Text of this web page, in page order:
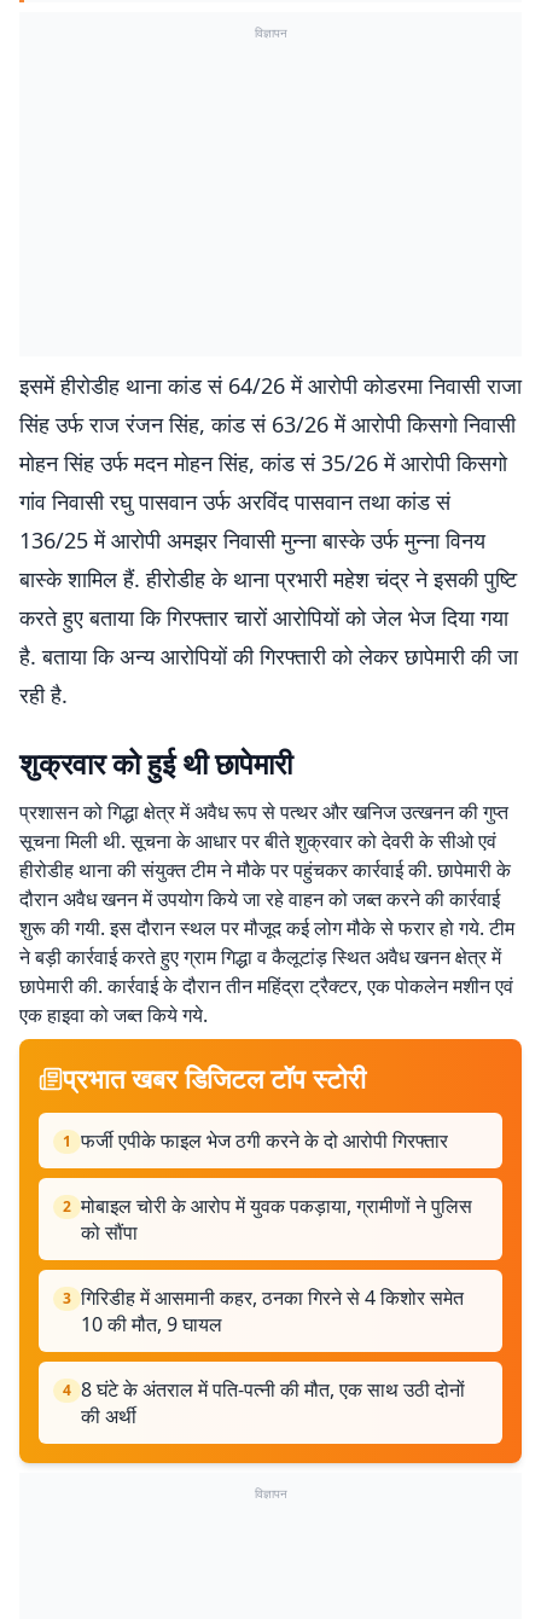
विज्ञापन
इसमें हीरोडीह थाना कांड सं 64/26 में आरोपी कोडरमा निवासी राजा
सिंह उर्फ राज रंजन सिंह, कांड सं 63/26 में आरोपी किसगो निवासी
मोहन सिंह उर्फ मदन मोहन सिंह, कांड सं 35/26 में आरोपी किसगो
गांव निवासी रघु पासवान उर्फ अरविंद पासवान तथा कांड सं
136/25 में आरोपी अमझर निवासी मुन्ना बास्के उर्फ मुन्ना विनय
बास्के शामिल हैं. हीरोडीह के थाना प्रभारी महेश चंद्र ने इसकी पुष्टि
करते हुए बताया कि गिरफ्तार चारों आरोपियों को जेल भेज दिया गया
है. बताया कि अन्य आरोपियों की गिरफ्तारी को लेकर छापेमारी की जा
रही है.
शुक्रवार को हुई थी छापेमारी
प्रशासन को गिद्धा क्षेत्र में अवैध रूप से पत्थर और खनिज उत्खनन की गुप्त
सूचना मिली थी. सूचना के आधार पर बीते शुक्रवार को देवरी के सीओ एवं
हीरोडीह थाना की संयुक्त टीम ने मौके पर पहुंचकर कार्रवाई की. छापेमारी के
दौरान अवैध खनन में उपयोग किये जा रहे वाहन को जब्त करने की कार्रवाई
शुरू की गयी. इस दौरान स्थल पर मौजूद कई लोग मौके से फरार हो गये. टीम
ने बड़ी कार्रवाई करते हुए ग्राम गिद्धा व कैलूटांड़ स्थित अवैध खनन क्षेत्र में
छापेमारी की. कार्रवाई के दौरान तीन महिंद्रा ट्रैक्टर, एक पोकलेन मशीन एवं
एक हाइवा को जब्त किये गये.
प्रभात खबर डिजिटल टॉप स्टोरी
1 फर्जी एपीके फाइल भेज ठगी करने के दो आरोपी गिरफ्तार
2 मोबाइल चोरी के आरोप में युवक पकड़ाया, ग्रामीणों ने पुलिस
को सौंपा
3 गिरिडीह में आसमानी कहर, ठनका गिरने से 4 किशोर समेत
10 की मौत, 9 घायल
4 8 घंटे के अंतराल में पति-पत्नी की मौत, एक साथ उठी दोनों
की अर्थी
विज्ञापन